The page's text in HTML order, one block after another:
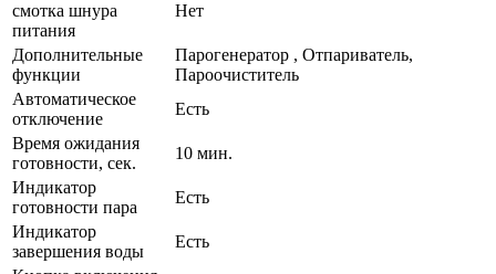
смотка шнура
питания
Нет
Дополнительные
функции
Парогенератор , Отпариватель,
Пароочиститель
Автоматическое
отключение
Есть
Время ожидания
готовности, сек.
10 мин.
Индикатор
готовности пара
Есть
Индикатор
завершения воды
Есть